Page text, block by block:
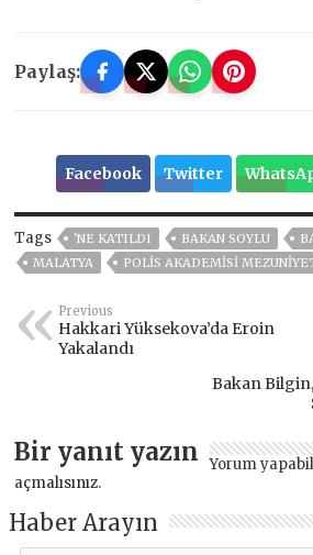
Paylaş:
Facebook Twitter
Tags 'NE KATILDI BAKAN SOYLU
MALATYA
POLIS AKADEMISI
Previous
Hakkari Yüksekova’da Eroin
Yakalandı
Bakan
Bir yanıt yazın Yorum
açmalısınız.
Haber Arayın